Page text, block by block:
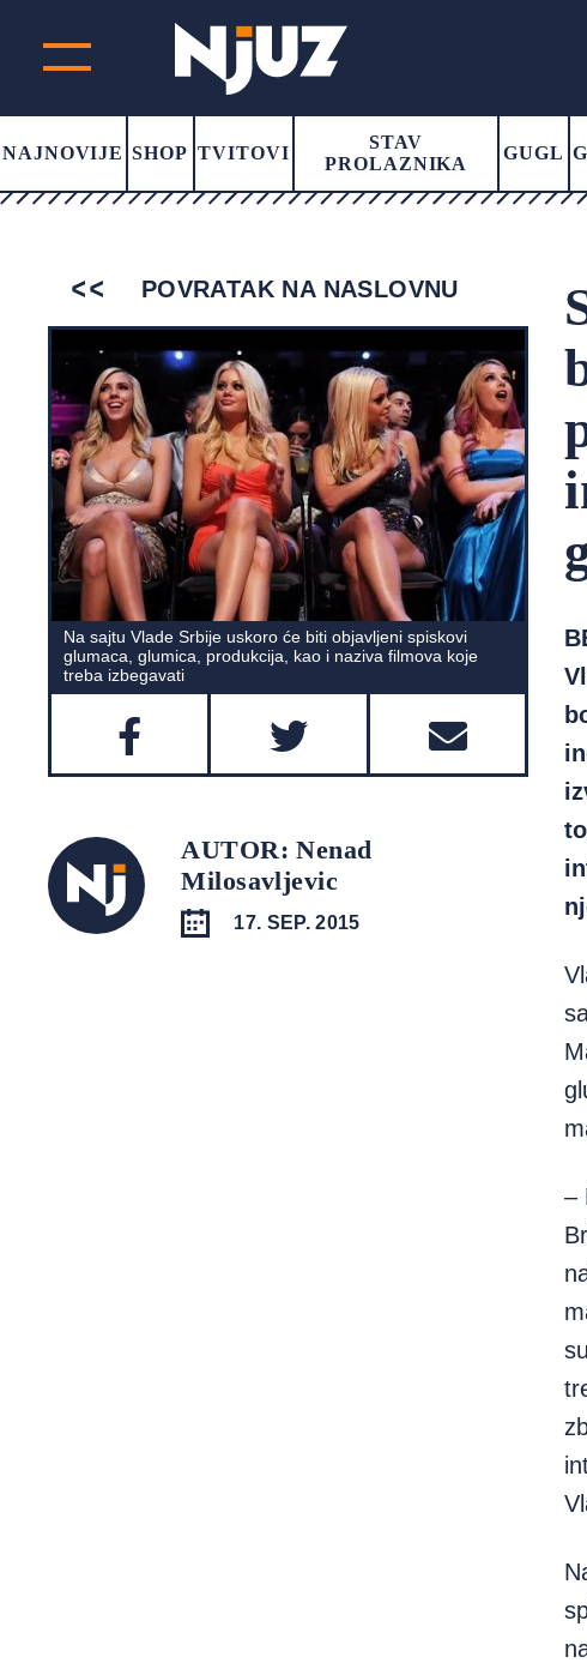
NAJNOVIJE SHOP TVITOVI
STAV
PROLAZNIKA
GUGL
POVRATAK NA NASLOVNU
Na sajtu Vlade Srbije uskoro će biti objavljeni spiskovi
glumaca, glumica, produkcija, kao i naziva filmova koje
treba izbegavati
AUTOR: Nenad
Milosavljevic
17. SEP. 2015
–